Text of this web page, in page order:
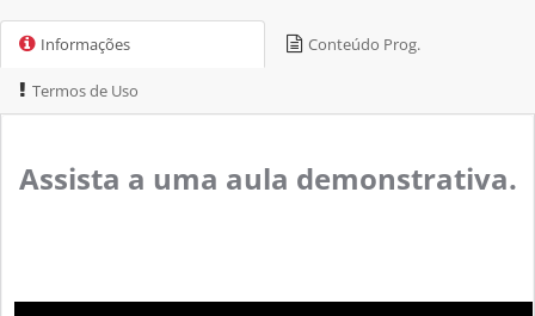
Informações Conteúdo Prog.
Termos de Uso
Assista a uma aula demonstrativa.